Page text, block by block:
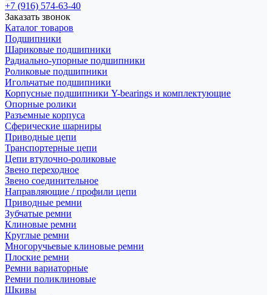
+7 (916) 574-63-40
Заказать звонок
Каталог товаров
Подшипники
Шариковые подшипники
Радиально-упорные подшипники
Роликовые подшипники
Игольчатые подшипники
Корпусные подшипники Y-bearings и комплектующие
Опорные ролики
Разъемные корпуса
Сферические шарниры
Приводные цепи
Транспортерные цепи
Цепи втулочно-роликовые
Звено переходное
Звено соединительное
Направляющие / профили цепи
Приводные ремни
Зубчатые ремни
Клиновые ремни
Круглые ремни
Многоручьевые клиновые ремни
Плоские ремни
Ремни вариаторные
Ремни поликлиновые
Шкивы